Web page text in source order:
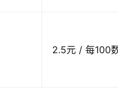
2.5元 / 每100